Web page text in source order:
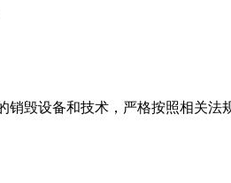
毁设备和技术，严格按照相关